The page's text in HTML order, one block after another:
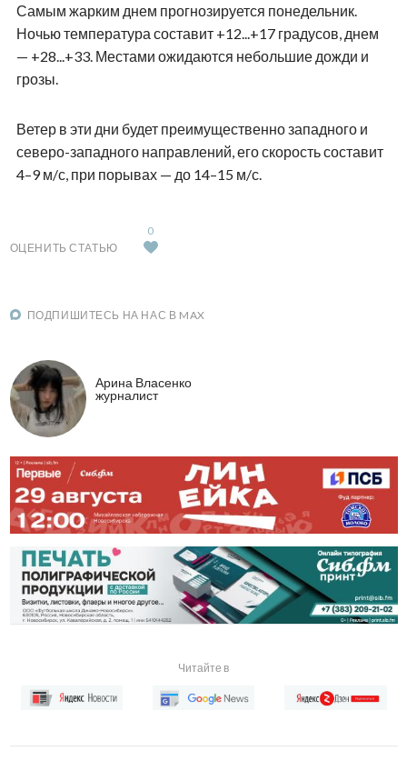
Самым жарким днем прогнозируется понедельник.
Ночью температура составит +12...+17 градусов, днем
— +28...+33. Местами ожидаются небольшие дожди и
грозы.
Ветер в эти дни будет преимущественно западного и
северо-западного направлений, его скорость составит
4–9 м/с, при порывах — до 14–15 м/с.
ОЦЕНИТЬ СТАТЬЮ
0
ПОДПИШИТЕСЬ НА НАС В MAX
Арина Власенко
журналист
Читайте в